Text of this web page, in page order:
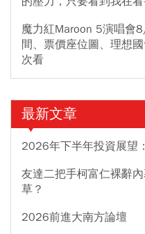
魔力紅Maroon 5演唱會
間、票價座位圖、理想
次看
最新文章
2026年下半年投資展望
友達二把手柯富仁裸辭
草？
2026前進大南方論壇